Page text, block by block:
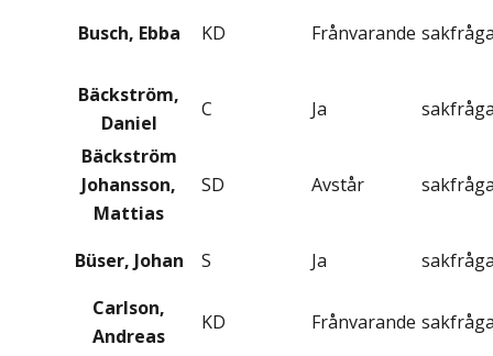
Busch, Ebba KD Frånvarande
Bäckström,
Daniel
C Ja
Bäckström
Johansson,
Mattias
SD Avstår
Büser, Johan S Ja
Carlson,
Andreas
KD Frånvarande